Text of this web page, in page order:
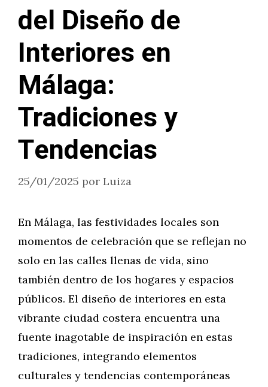
del Diseño de
Interiores en
Málaga:
Tradiciones y
Tendencias
25/01/2025 por Luiza
En Málaga, las festividades locales son
momentos de celebración que se reflejan no
solo en las calles llenas de vida, sino
también dentro de los hogares y espacios
públicos. El diseño de interiores en esta
vibrante ciudad costera encuentra una
fuente inagotable de inspiración en estas
tradiciones, integrando elementos
culturales y tendencias contemporáneas